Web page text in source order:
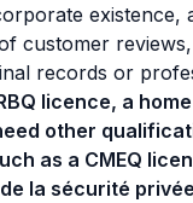
existence,
customer
records or
licence, a
other
as a CMEQ
la sécurité